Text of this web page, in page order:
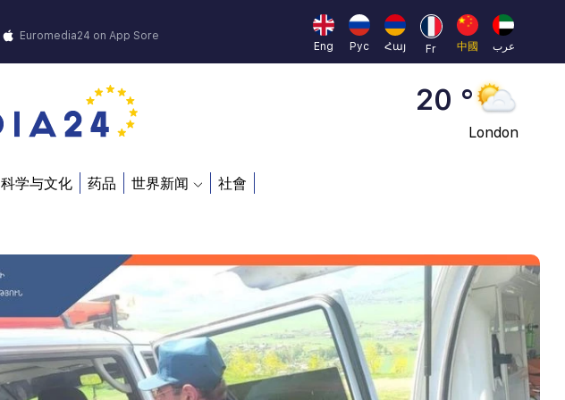
Euromedia24 on App Sore
Eng
Рус Հայ Fr 中國 عرب 45 °
Dubai
20 °
London
Brussels
16 °
Rome
23 °
科学与文化 药品 世界新闻 社會